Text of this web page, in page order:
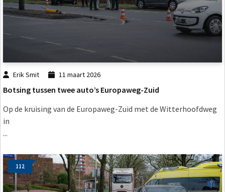
Erik Smit 11 maart 2026
Botsing tussen twee auto’s Europaweg-Zuid
Op de kruising van de Europaweg-Zuid met de Witterhoofdweg
in
...
112